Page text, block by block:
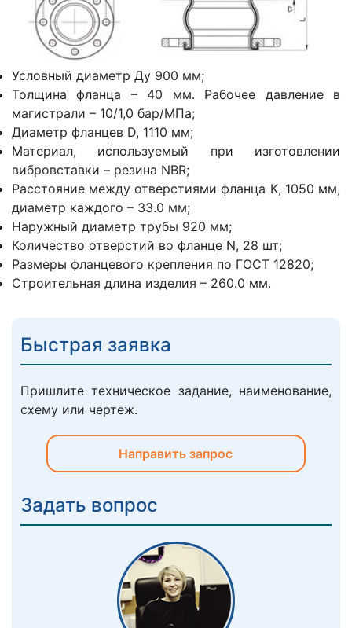
Условный диаметр Ду 900 мм;
Толщина фланца – 40 мм. Рабочее давление в
магистрали – 10/1,0 бар/МПа;
Диаметр фланцев D, 1110 мм;
Материал, используемый при изготовлении
вибровставки – резина NBR;
Расстояние между отверстиями фланца K, 1050 мм,
диаметр каждого – 33.0 мм;
Наружный диаметр трубы 920 мм;
Количество отверстий во фланце N, 28 шт;
Размеры фланцевого крепления по ГОСТ 12820;
Строительная длина изделия – 260.0 мм.
Быстрая заявка
Пришлите техническое задание, наименование,
схему или чертеж.
Направить запрос
Задать вопрос